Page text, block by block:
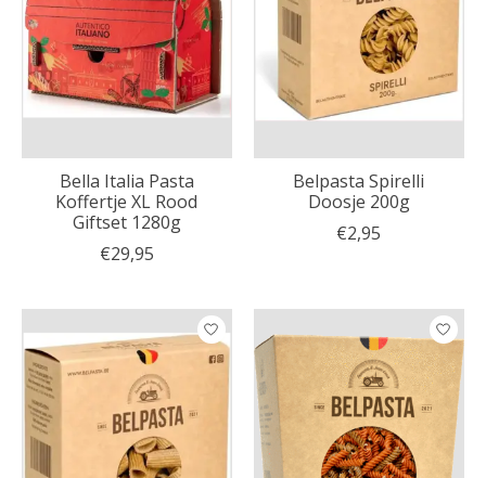
Bella Italia Pasta
Koffertje XL Rood
Giftset 1280g
€29,95
Belpasta Spirelli
Doosje 200g
€2,95